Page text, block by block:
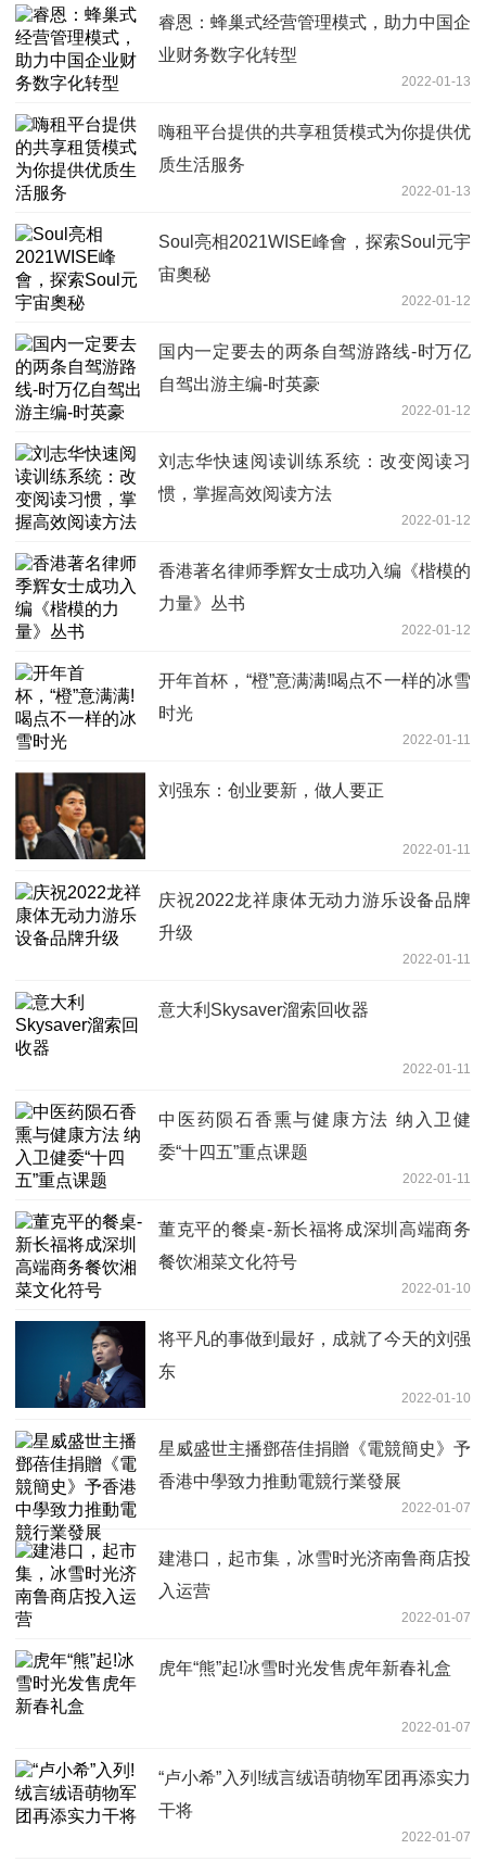
睿恩：蜂巢式经营管理模式，助力中国企
业财务数字化转型
2022-01-13
嗨租平台提供的共享租赁模式为你提供优
质生活服务
2022-01-13
Soul亮相2021WISE峰會，探索Soul元宇
宙奧秘
2022-01-12
国内一定要去的两条自驾游路线-时万亿
自驾出游主编-时英豪
2022-01-12
刘志华快速阅读训练系统：改变阅读习
惯，掌握高效阅读方法
2022-01-12
香港著名律师季辉女士成功入编《楷模的
力量》丛书
2022-01-12
开年首杯，“橙”意满满!喝点不一样的冰雪
时光
2022-01-11
刘强东：创业要新，做人要正
2022-01-11
庆祝2022龙祥康体无动力游乐设备品牌
升级
2022-01-11
意大利Skysaver溜索回收器
2022-01-11
中医药陨石香熏与健康方法 纳入卫健
委“十四五”重点课题
2022-01-11
董克平的餐桌-新长福将成深圳高端商务
餐饮湘菜文化符号
2022-01-10
将平凡的事做到最好，成就了今天的刘强
东
2022-01-10
星威盛世主播鄧蓓佳捐贈《電競簡史》予
香港中學致力推動電競行業發展
2022-01-07
建港口，起市集，冰雪时光济南鲁商店投
入运营
2022-01-07
虎年“熊”起!冰雪时光发售虎年新春礼盒
2022-01-07
“卢小希”入列!绒言绒语萌物军团再添实力
干将
2022-01-07